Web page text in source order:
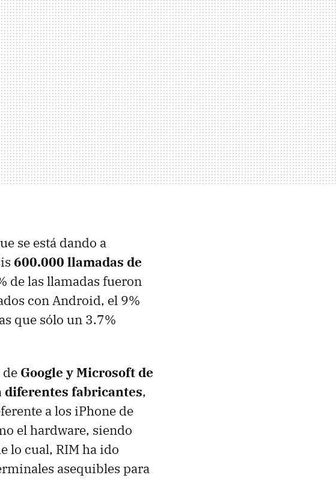
se está dando a
600.000 llamadas de
de las llamadas fueron
con Android, el 9%
que sólo un 3.7%
Google y Microsoft de
diferentes fabricantes,
a los iPhone de
el hardware, siendo
lo cual, RIMha ido
asequibles para